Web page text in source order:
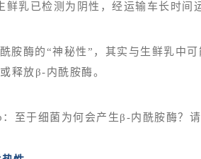
鲜乳已检测为阴性，经运输车长时间
胺酶的“神秘性”，其实与生鲜乳中
释放β-内酰胺酶。
至于细菌为何会产生β-内酰胺酶？请